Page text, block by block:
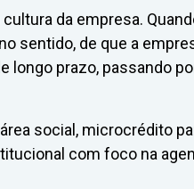
da empresa.
sentido, de que a
longo prazo, passando
social, microcrédito
com foco na